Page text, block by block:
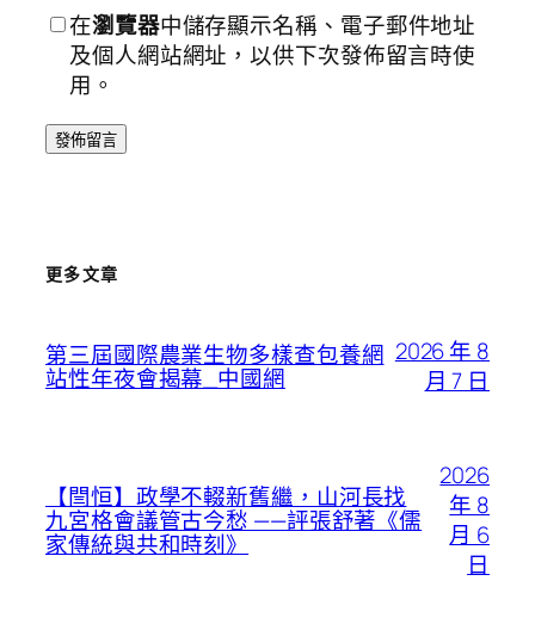
在瀏覽器中儲存顯示名稱、電子郵件地址
及個人網站網址，以供下次發佈留言時使
用。
更多文章
第三屆國際農業生物多樣查包養網
站性年夜會揭幕_中國網
2026 年 8
月 7 日
【閆恒】政學不輟新舊繼，山河長找
九宮格會議管古今愁 ——評張舒著《儒
家傳統與共和時刻》
2026
年 8
月 6
日